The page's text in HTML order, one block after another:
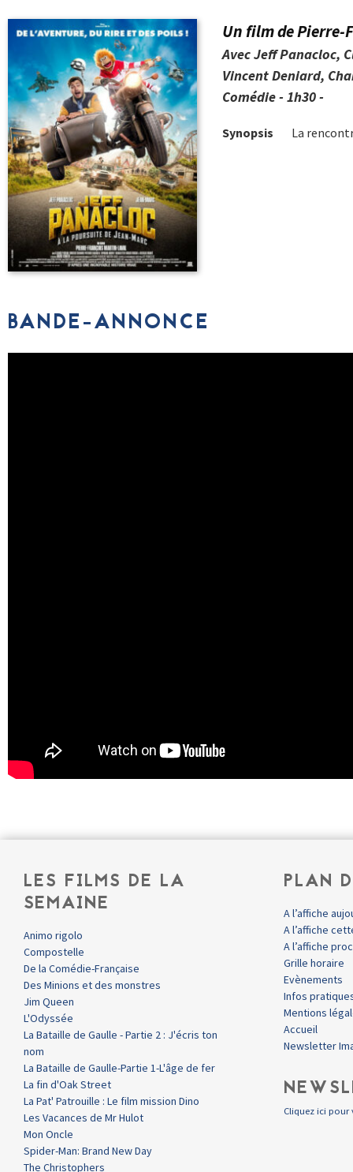
Un film de
Avec Jeff Panacloc,
Vincent Deniard,
Comédie - 1h30 -
Synopsis La
BANDE-ANNONCE
LES FILMS DE LA
SEMAINE
Animo rigolo
Compostelle
De la Comédie-Française
Des Minions et des monstres
Jim Queen
L'Odyssée
La Bataille de Gaulle - Partie 2 : J'écris ton
nom
La Bataille de Gaulle-Partie 1-L'âge de fer
La fin d'Oak Street
La Pat' Patrouille : Le film mission Dino
Les Vacances de Mr Hulot
Mon Oncle
Spider-Man: Brand New Day
The Christophers
PLAN
A l’affiche
A l’affiche
A l’affiche
Grille horaire
Evènements
Infos
Mentions
Accueil
Newsletter
Cliquez ici pour